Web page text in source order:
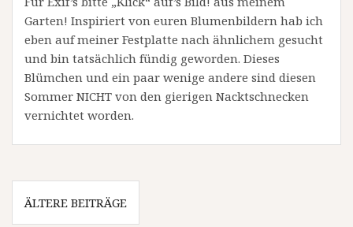
Garten! Inspiriert von euren Blumenbildern hab ich
eben auf meiner Festplatte nach ähnlichem gesucht
und bin tatsächlich fündig geworden. Dieses
Blümchen und ein paar wenige andere sind diesen
Sommer NICHT von den gierigen Nacktschnecken
vernichtet worden.
Beitragsnavigation
ÄLTERE BEITRÄGE